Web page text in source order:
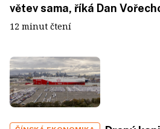
větev sama, říká Dan
12 minut čtení